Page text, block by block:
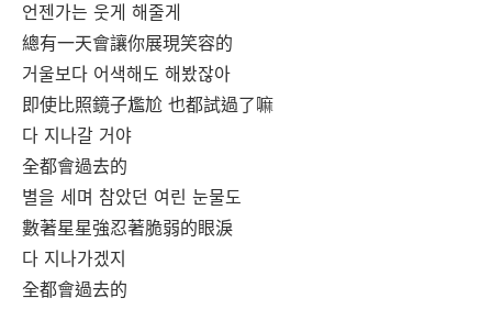
언젠가는 웃게 해줄게
總有一天會讓你展現笑容的
거울보다 어색해도 해봤잖아
即使比照鏡子尷尬 也都試過了嘛
다 지나갈 거야
全都會過去的
별을 세며 참았던 여린 눈물도
數著星星強忍著脆弱的眼淚
다 지나가겠지
全都會過去的